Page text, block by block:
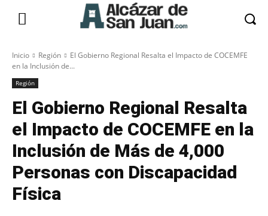
Inicio Región
El Gobierno Regional Resalta el Impacto de COCEMFE
en la Inclusión de...
Región
El Gobierno Regional Resalta
el Impacto de COCEMFE en la
Inclusión de Más de 4,000
Personas con Discapacidad
Física